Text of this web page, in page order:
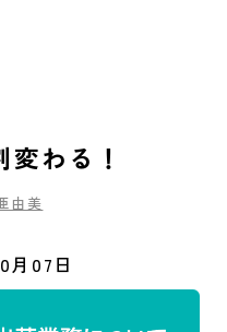
わる！
由美
月07日